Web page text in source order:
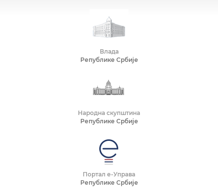
Влада
Републике Србије
Народна скупштина
Републике Србије
Портал е-Управа
Републике Србије